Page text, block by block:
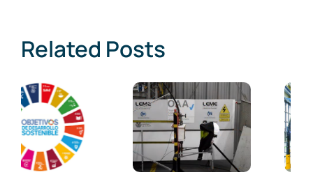
Related Posts